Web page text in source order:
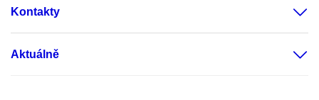
Kontakty
Aktuálně